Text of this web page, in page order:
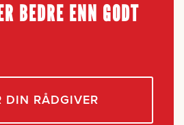
BEDRE ENN GODT
DIN RÅDGIVER